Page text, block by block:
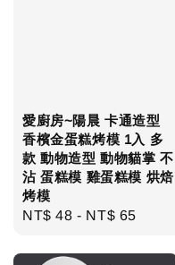
愛廚房~陽晨 卡通造型
香檳金蛋糕烤模 1入 多
款 動物造型 動物貓掌 不
沾 蛋糕模 雞蛋糕模 烘焙
烤模
Regular
NT$ 48 - NT$ 65